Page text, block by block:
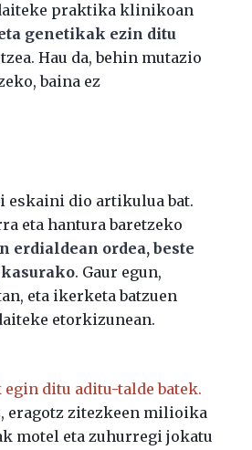
praktika klinikoan
genetikak ezin ditu
Hau da, behin mutazio
baina ez
eskaini dio artikulua bat.
eta hantura baretzeko
erdialdean ordea, beste
. Gaur egun,
eta ikerketa batzuen
etorkizunean.
egin ditu aditu-talde batek.
eragotz zitezkeen milioika
motel eta zuhurregi jokatu